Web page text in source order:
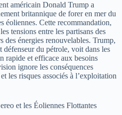
américain Donald Trump a
britannique de forer en mer du
éoliennes. Cette recommandation,
tensions entre les partisans des
des énergies renouvelables. Trump,
du pétrole, voit dans les
rapide et efficace aux besoins
ignore les conséquences
les risques associés à l’exploitation
et les Éoliennes Flottantes